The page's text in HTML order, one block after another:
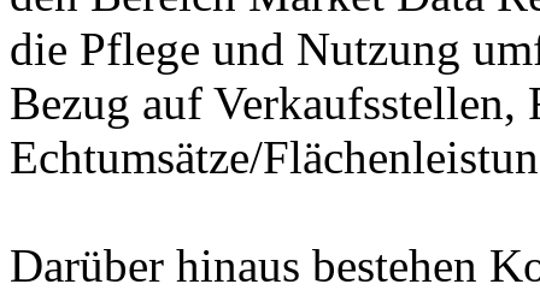
die Pflege und Nutzung
Bezug auf Verkaufsstellen,
Echtumsätze/
Darüber hinaus bestehen